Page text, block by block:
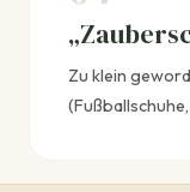
Zu klein